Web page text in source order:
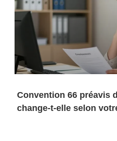
Convention 66 préavis
change-t-elle selon